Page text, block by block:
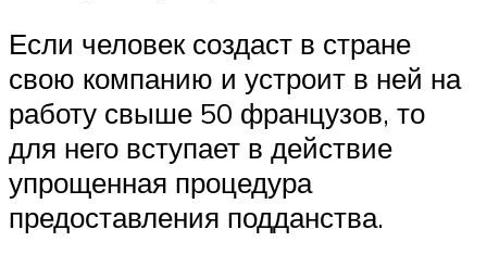
Если человек создаст в стране
свою компанию и устроит в ней на
работу свыше 50 французов, то
для него вступает в действие
упрощенная процедура
предоставления подданства.